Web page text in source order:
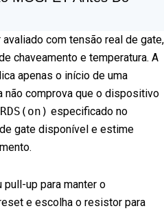
com tensão real de gate,
chaveamento e temperatura. A
apenas o início de uma
não comprova que o dispositivo
RDS(on) especificado no
gate disponível e estime
up para manter o
e escolha o resistor para